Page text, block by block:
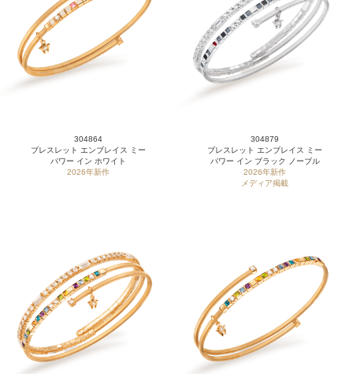
304864
ブレスレット エンブレイス ミー
パワー イン ホワイト
2026年新作
304879
ブレスレット エンブレイス ミー
パワー イン ブラック ノーブル
2026年新作
メディア掲載